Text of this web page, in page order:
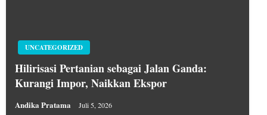
UNCATEGORIZED
Hilirisasi Pertanian sebagai Jalan Ganda:
Kurangi Impor, Naikkan Ekspor
Andika Pratama Juli 5, 2026